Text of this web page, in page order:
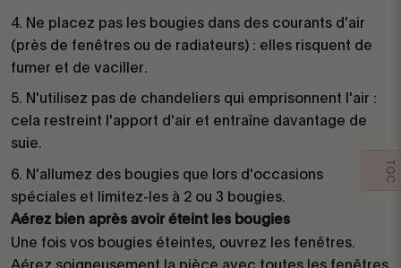
Ne placez pas les bougies dans des courants d'air
(près de fenêtres ou de radiateurs) : elles risquent de
fumer et de vaciller.
N'utilisez pas de chandeliers qui emprisonnent l'air :
cela restreint l'apport d'air et entraîne davantage de
suie.
N'allumez des bougies que lors d'occasions
spéciales et limitez-les à 2 ou 3 bougies.
Aérez bien après avoir éteint les bougies
Une fois vos bougies éteintes, ouvrez les fenêtres.
Aérez soigneusement la pièce avec toutes les fenêtres
TOC